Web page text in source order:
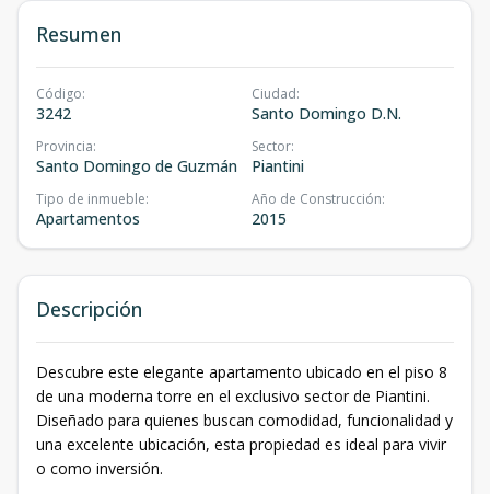
Resumen
Código:
3242
Ciudad:
Santo Domingo D.N.
Provincia:
Santo Domingo de Guzmán
Sector:
Piantini
Tipo de inmueble:
Apartamentos
Año de Construcción:
2015
Descripción
Descubre este elegante apartamento ubicado en el piso 8
de una moderna torre en el exclusivo sector de Piantini.
Diseñado para quienes buscan comodidad, funcionalidad y
una excelente ubicación, esta propiedad es ideal para vivir
o como inversión.